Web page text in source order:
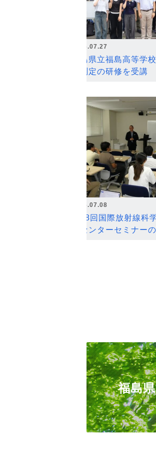
2026.07.27
福島県立福島高等学
ン測定の研修を受講
2026.07.08
第18回国際放射線科
ンセンターセミナー
福島